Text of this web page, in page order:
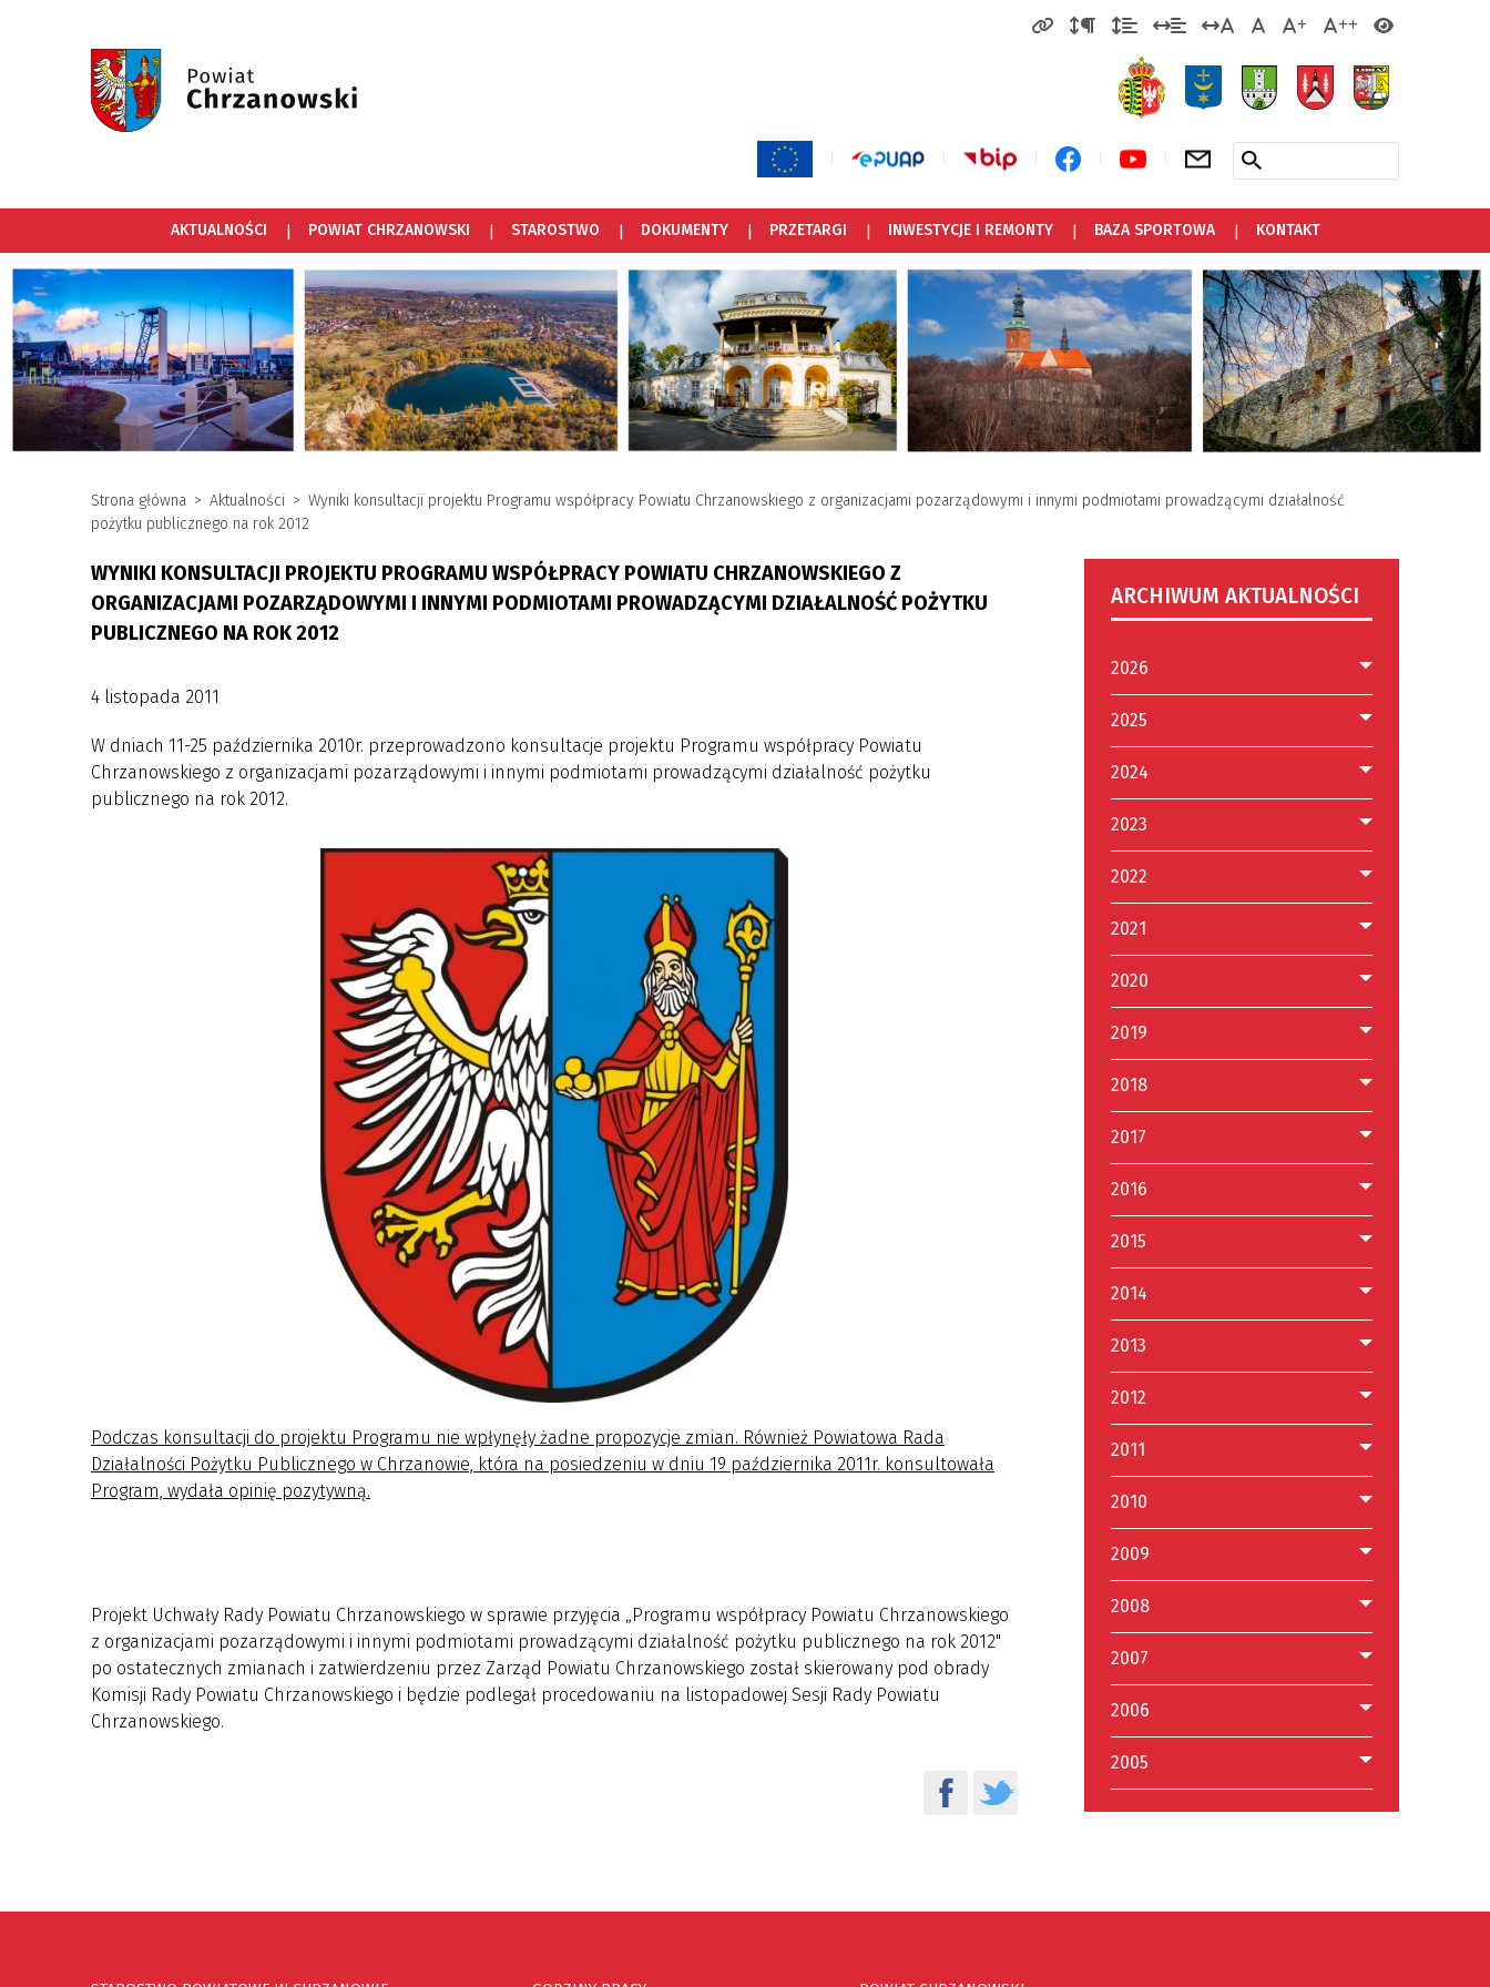
AKTUALNOŚCI POWIAT CHRZANOWSKI STAROSTWO DOKUMENTY PRZETARGI INWESTYCJE I REMONTY BAZA SPORTOWA KONTAKT
Strona główna Aktualności
Wyniki konsultacji projektu Programu współpracy Powiatu Chrzanowskiego z organizacjami pozarządowymi i innymi podmiotami prowadzącymi działalność
pożytku publicznego na rok 2012
WYNIKI KONSULTACJI PROJEKTU PROGRAMU WSPÓŁPRACY POWIATU CHRZANOWSKIEGO Z
ORGANIZACJAMI POZARZĄDOWYMI I INNYMI PODMIOTAMI PROWADZĄCYMI DZIAŁALNOŚĆ POŻYTKU
PUBLICZNEGO NA ROK 2012
4 listopada 2011
W dniach 11-25 października 2010r. przeprowadzono konsultacje projektu Programu współpracy Powiatu
Chrzanowskiego z organizacjami pozarządowymi i innymi podmiotami prowadzącymi działalność pożytku
publicznego na rok 2012.
Podczas konsultacji do projektu Programu nie wpłynęły żadne propozycje zmian. Również Powiatowa Rada
Działalności Pożytku Publicznego w Chrzanowie, która na posiedzeniu w dniu 19 października 2011r. konsultowała
Program, wydała opinię pozytywną.
Projekt Uchwały Rady Powiatu Chrzanowskiego w sprawie przyjęcia „Programu współpracy Powiatu Chrzanowskiego
z organizacjami pozarządowymi i innymi podmiotami prowadzącymi działalność pożytku publicznego na rok 2012"
po ostatecznych zmianach i zatwierdzeniu przez Zarząd Powiatu Chrzanowskiego został skierowany pod obrady
Komisji Rady Powiatu Chrzanowskiego i będzie podlegał procedowaniu na listopadowej Sesji Rady Powiatu
Chrzanowskiego.
ARCHIWUM AKTUALNOŚCI
2026
2025
2024
2023
2022
2021
2020
2019
2018
2017
2016
2015
2014
2013
2012
2011
2010
2009
2008
2007
2006
2005